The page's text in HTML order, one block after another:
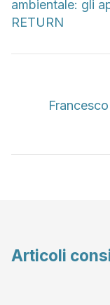
ambientale: gli
RETURN
Articoli